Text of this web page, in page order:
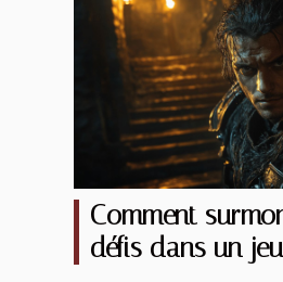
Comment
défis dans un